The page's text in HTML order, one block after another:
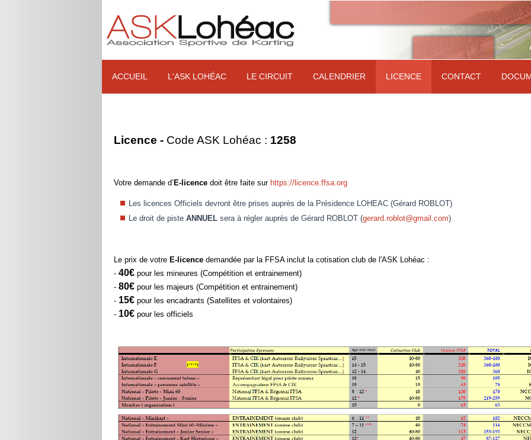
ACCUEIL L'ASK LOHÉAC LE CIRCUIT CALENDRIER LICENCE CONTACT
Licence - Code ASK Lohéac : 1258
Votre demande d’ E-licence doit être faite sur https://licence.ffsa.org
Les licences Officiels devront être prises auprès de la Présidence LOHEAC (Gérard ROBLOT)
Le droit de piste ANNUEL sera à régler auprès de Gérard ROBLOT (gerard.roblot@gmail.com)
Le prix de votre E-licence demandée par la FFSA inclut la cotisation club de l'ASK Lohéac :
- 40€ pour les mineures (Compétition et entrainement)
- 80€ pour les majeurs (Compétition et entrainement)
- 15€ pour les encadrants (Satellites et volontaires)
- 10€ pour les officiels